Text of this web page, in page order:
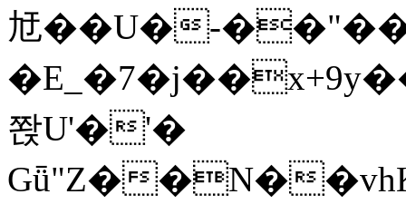
㝼��U�-
쫝U'�'�
Gǖ"Z��N�